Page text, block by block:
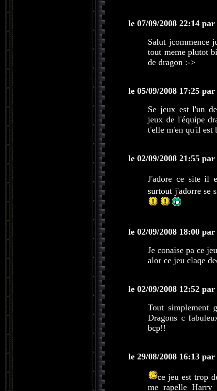
le 07/09/2008 22:14 par
Salut jcommence
tout meme plutot
de dragon :->
le 05/09/2008 17:25 par
Se jeux est l'un
jeux de l'équipe
t'elle m'en qu'il est
le 02/09/2008 21:55 par
J'adore ce site il
surtout j'adorre se
le 02/09/2008 18:00 par
Je conaise pa ce
alor ce jeu claqe
le 02/09/2008 12:52 par
Tout simplement
Dragons c
bcp!!
le 29/08/2008 16:13 par
ce jeu est trop
me rapelle Harry